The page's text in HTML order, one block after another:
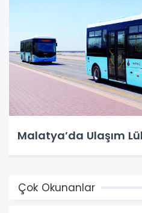
Malatya’da Ulaşım
Çok Okunanlar